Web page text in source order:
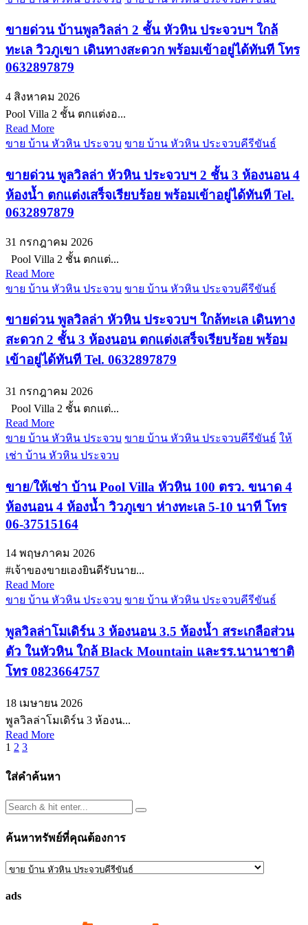
ขายด่วน บ้านพูลวิลล่า 2 ชั้น หัวหิน ประจวบฯ ใกล้
ทะเล วิวภูเขา เดินทางสะดวก พร้อมเข้าอยู่ได้ทันที โทร
0632897879
4 สิงหาคม 2026
Pool Villa 2 ชั้น ตกแต่งอ...
Read More
ขาย บ้าน หัวหิน ประจวบ ขาย บ้าน หัวหิน ประจวบคีรีขันธ์
ขายด่วน พูลวิลล่า หัวหิน ประจวบฯ 2 ชั้น 3 ห้องนอน 4
ห้องน้ำ ตกแต่งเสร็จเรียบร้อย พร้อมเข้าอยู่ได้ทันที Tel.
0632897879
31 กรกฎาคม 2026
Pool Villa 2 ชั้น ตกแต่...
Read More
ขาย บ้าน หัวหิน ประจวบ ขาย บ้าน หัวหิน ประจวบคีรีขันธ์
ขายด่วน พูลวิลล่า หัวหิน ประจวบฯ ใกล้ทะเล เดินทาง
สะดวก 2 ชั้น 3 ห้องนอน ตกแต่งเสร็จเรียบร้อย พร้อม
เข้าอยู่ได้ทันที Tel. 0632897879
31 กรกฎาคม 2026
Pool Villa 2 ชั้น ตกแต่...
Read More
ขาย บ้าน หัวหิน ประจวบ ขาย บ้าน หัวหิน ประจวบคีรีขันธ์ ให้
เช่า บ้าน หัวหิน ประจวบ
ขาย/ให้เช่า บ้าน Pool Villa หัวหิน 100 ตรว. ขนาด 4
ห้องนอน 4 ห้องน้ำ วิวภูเขา ห่างทะเล 5-10 นาที โทร
06-37515164
14 พฤษภาคม 2026
#เจ้าของขายเองยินดีรับนาย...
Read More
ขาย บ้าน หัวหิน ประจวบ ขาย บ้าน หัวหิน ประจวบคีรีขันธ์
พูลวิลล่าโมเดิร์น 3 ห้องนอน 3.5 ห้องน้ำ สระเกลือส่วน
ตัว ในหัวหิน ใกล้ Black Mountain และรร.นานาชาติ
โทร 0823664757
18 เมษายน 2026
พูลวิลล่าโมเดิร์น 3 ห้องน...
Read More
Posts
pagination
1 2 3
ใส่คำค้นหา
ค้นหาทรัพย์ที่คุณต้องการ
ค้นหา
ที่
ads